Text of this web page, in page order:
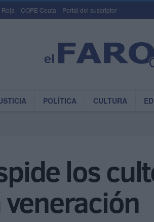
Roja COPE Ceuta Portal del suscriptor
POLÍTICA CULTURA
los